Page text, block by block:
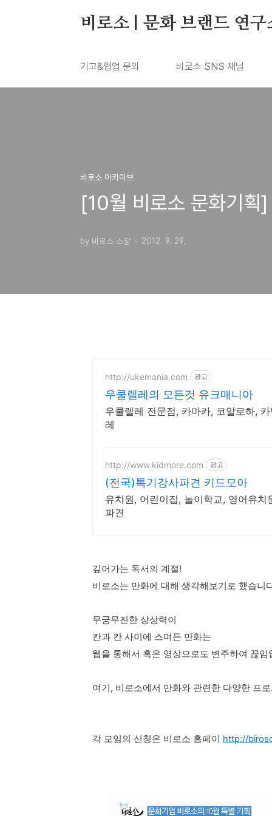
비로소 | 문화 브랜드 연구
기고&협업 문의 비로소 SNS 채널
비로소 아카이브
[10월 비로소 문화기획
by 비로소 소장 2012. 9. 29.
http://ukemania.com 광고
우쿨렐레의 모든것 유크매니아
우쿨렐레 전문점, 카마카, 코알로하,
레
http://www.kidmore.com 광고
(전국)특기강사파견 키드모아
유치원, 어린이집, 놀이학교, 영어유
파견
깊어가는 독서의 계절!
비로소는 만화에 대해 생각해보기로 했습니
무궁무진한 상상력이
칸과 칸 사이에 스며든 만화는
웹을 통해서 혹은 영상으로도 변주하여 끊
여기, 비로소에서 만화와 관련한 다양한 프
각 모임의 신청은 비로소 홈페이 http://